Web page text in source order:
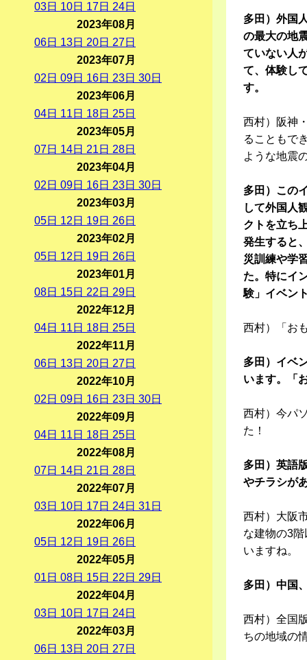
多田）外国
の最大の地
ていない人
て、体験し
す。
西村）阪神
ることもで
ような地震
多田）この
して外国人
クトを立ち
発生すると
災訓練や学
た。特にイ
験」イベン
西村）「お
多田）イベ
います。「
西村）今パ
た！
多田）英語
やチラシが
西村）大阪
な建物の3
いますね。
多田）中国
西村）全国
ちの地域の
03日 10日 17日 24日
2023年08月
06日 13日 20日 27日
2023年07月
02 日 09日 16日 23日 30日
2023年06月
04日 11 日 18日 25日
2023年05月
07日 14日 21 日 28日
2023年04月
02 日 09日 16日 23日 30日
2023年03月
05日 12 日 19日 26日
2023年02月
05日 12 日 19日 26日
2023年01月
08日 15日 22 日 29日
2022年12月
04日 11 日 18日 25日
2022年11月
06日 13日 20日 27日
2022年10月
02 日 09日 16日 23日 30日
2022年09月
04日 11 日 18日 25日
2022年08月
07日 14日 21 日 28日
2022年07月
03日 10日 17日 24日 31 日
2022年06月
05日 12 日 19日 26日
2022年05月
01 日 08日 15日 22 日 29日
2022年04月
03日 10日 17日 24日
2022年03月
06日 13日 20日 27日